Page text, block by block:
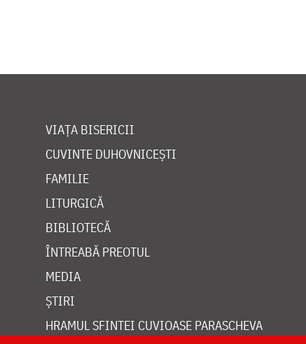
VIAȚA BISERICII
CUVINTE DUHOVNICEȘTI
FAMILIE
LITURGICĂ
BIBLIOTECĂ
ÎNTREABĂ PREOTUL
MEDIA
ȘTIRI
HRAMUL SFINTEI CUVIOASE PARASCHEVA